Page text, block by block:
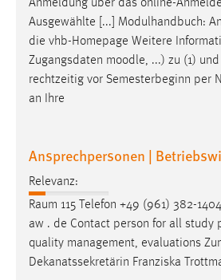
Anmeldung über das online-
Ausgewählte [...] Modulhandbuch:
die vhb-Homepage Weitere
Zugangsdaten moodle, ...) zu (1)
rechtzeitig vor Semesterbeginn per
an Ihre
Ansprechpersonen |
Relevanz:
Raum 115 Telefon +49 (961) 382-
aw . de Contact person for all study
quality management, evaluations
Dekanatssekretärin Franziska
MARKETING
Marketing Cookies werden von
verwendet, um personalisierte
Sie tun dies, indem sie Besucher
Google Ads
Name:
_gcl_au
Anbieter:
Google Ireland Limited